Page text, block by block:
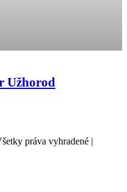
Užhorod
práva vyhradené |